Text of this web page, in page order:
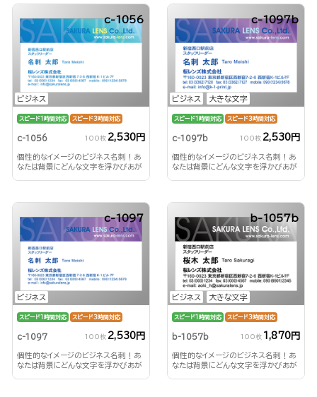
ビジネス
c-1056
スピード1時間対応 スピード3時間対応
c-1056 100枚 2,530円
個性的なイメージのビジネス名刺！あ
なたは背景にどんな文字を浮かびあが
ビジネス 大きな文字
c-1097b
スピード1時間対応 スピード3時間対応
c-1097b 100枚 2,530円
個性的なイメージのビジネス名刺！あ
なたは背景にどんな文字を浮かびあが
ビジネス
c-1097
スピード1時間対応 スピード3時間対応
c-1097 100枚 2,530円
個性的なイメージのビジネス名刺！あ
なたは背景にどんな文字を浮かびあが
ビジネス 大きな文字
b-1057b
スピード1時間対応 スピード3時間対応
b-1057b 100枚 1,870円
個性的なイメージのビジネス名刺！あ
なたは背景にどんな文字を浮かびあが